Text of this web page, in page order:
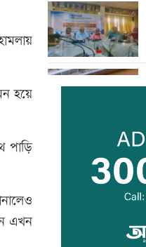
হয়ে
পাড়ি
এখন